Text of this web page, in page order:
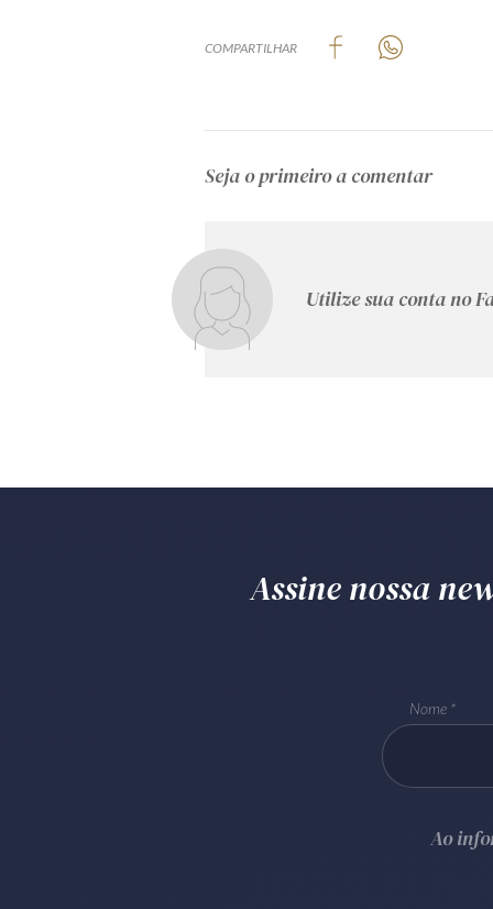
COMPARTILHAR
Seja o primeiro a comentar
Utilize sua conta no
Assine nossa
Nome
Ao